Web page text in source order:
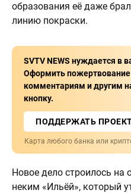
образования её даже
линию покраски.
SVTV NEWS нуждается в
Оформить пожертвование
комментариям и другим
кнопку.
ПОДДЕРЖАТЬ
Карта любого банка или
Новое дело строилось на
неким «Ильёй», который